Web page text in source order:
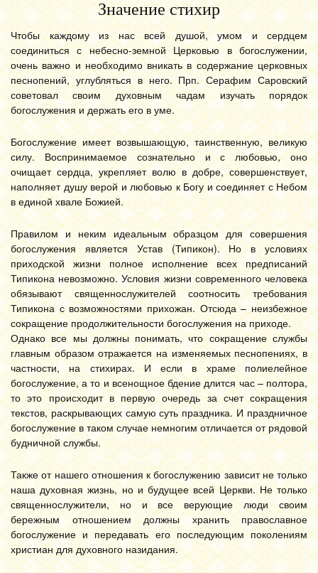
Значение стихир
Чтобы каждому из нас всей душой, умом и сердцем
соединиться с небесно-земной Церковью в богослужении,
очень важно и необходимо вникать в содержание церковных
песнопений, углубляться в него. Прп. Серафим Саровский
советовал своим духовным чадам изучать порядок
богослужения и держать его в уме.
Богослужение имеет возвышающую, таинственную, великую
силу. Воспринимаемое сознательно и с любовью, оно
очищает сердца, укрепляет волю в добре, совершенствует,
наполняет душу верой и любовью к Богу и соединяет с Небом
в единой хвале Божией.
Правилом и неким идеальным образцом для совершения
богослужения является Устав (Типикон). Но в условиях
приходской жизни полное исполнение всех предписаний
Типикона невозможно. Условия жизни современного человека
обязывают священнослужителей соотносить требования
Типикона с возможностями прихожан. Отсюда – неизбежное
сокращение продолжительности богослужения на приходе.
Однако все мы должны понимать, что сокращение службы
главным образом отражается на изменяемых песнопениях, в
частности, на стихирах. И если в храме полиелейное
богослужение, а то и всенощное бдение длится час – полтора,
то это происходит в первую очередь за счет сокращения
текстов, раскрывающих самую суть праздника. И праздничное
богослужение в таком случае немногим отличается от рядовой
будничной службы.
Также от нашего отношения к богослужению зависит не только
наша духовная жизнь, но и будущее всей Церкви. Не только
священнослужители, но и все верующие люди своим
бережным отношением должны хранить православное
богослужение и передавать его последующим поколениям
христиан для духовного назидания.